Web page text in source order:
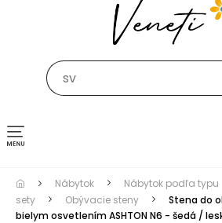
Toggle navigation
Nábytok Nábytok podľa typu
sety
Obývacie steny
Stena do
bielym osvetlením ASHTON N6 - šedá /